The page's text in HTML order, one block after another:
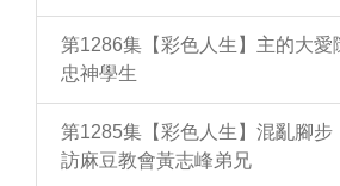
第1286集【彩色人生】主的大愛
忠神學生
第1285集【彩色人生】混亂腳步
訪麻豆教會黃志峰弟兄